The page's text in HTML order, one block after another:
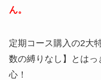
ん。
定期コース購入の2大
数の縛りなし】とは
心！